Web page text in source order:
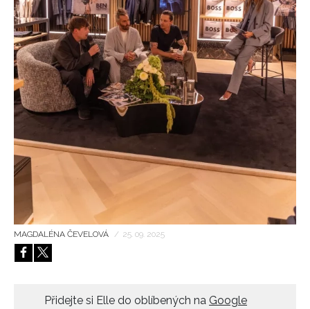
HOME
MAGDALÉNA ČEVELOVÁ / 25. 09. 2025
Přidejte si Elle do oblíbených na Google